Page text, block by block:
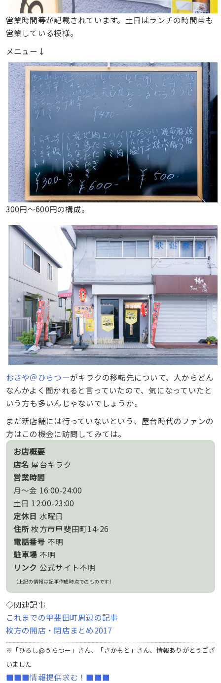
営業時間等が記載されています。土日はランチの時間帯も
営業している模様。
メニュー↓
300円〜600円の構成。
おさや＠ひらつーがキラクの移転先について、人からどん
なんかよく聞かれると言っていたので、気になっていたと
いう方も多いんじゃないでしょうか。
まだ新店舗には行っていないという、屋台時代のファンの
方はこの機会に訪問してみては。
お店概要
店名 屋台キラク
営業時間
月〜金 16:00-24:00
土日 12:00-23:00
定休日 水曜日
住所枚方市甲斐田町14-26
電話番号 不明
駐車場 不明
リンク 公式サイト不明
（上記の情報は記事作成時点でのものです）
◇関連記事
これまでの甲斐田町周辺の記事
枚方の開店・閉店まとめ2017
※「ひろし@うらつー」さん、「さかもと」さん、情報ありがとうござ
いました
■■■情報提供求む！■■■